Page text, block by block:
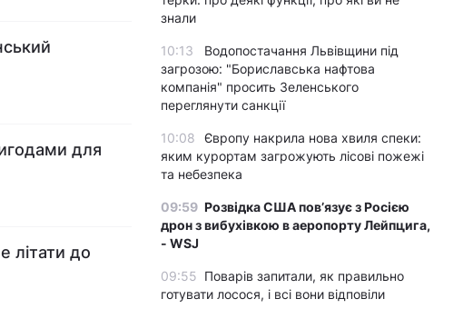
для
літати до
знали
10:13
Водопостачання Львівщини під
загрозою: "Бориславська нафтова
компанія" просить Зеленського
переглянути санкції
10:08
Європу накрила нова хвиля спеки:
яким курортам загрожують лісові пожежі
та небезпека
09:59 Розвідка США пов’язує з Росією
дрон з вибухівкою в аеропорту Лейпцига,
- WSJ
09:55 Поварів запитали, як правильно
готувати лосося, і всі вони відповіли